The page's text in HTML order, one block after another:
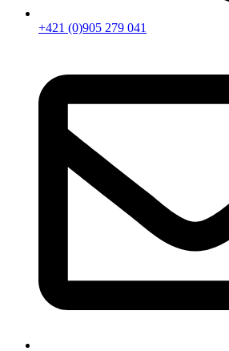
+421 (0)905 279 041